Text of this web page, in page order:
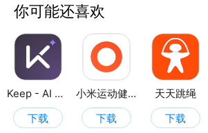
你可能还喜欢
Keep - AI 运动教练
下载
小米运动健康
下载
天天跳绳
下载